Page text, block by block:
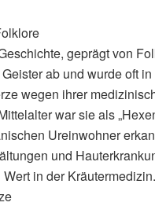
geprägt von
ab und wurde oft
wegen ihrer
war sie als
Ureinwohner
und
in der Kräutermedizin.